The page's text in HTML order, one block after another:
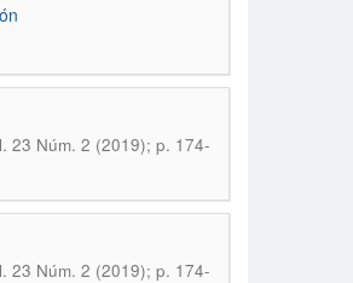
23 Núm. 2 (2019); p. 174-
23 Núm. 2 (2019); p. 174-